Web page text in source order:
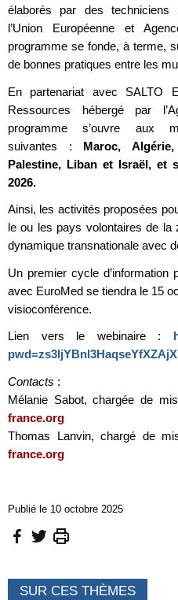
élaborés par des techniciens
l’Union Européenne et
programme se fonde, à terme,
de bonnes pratiques entre les
En partenariat avec SALTO
Ressources hébergé par
programme s’ouvre aux
suivantes : Maroc,
Palestine, Liban et Israël, et
2026.
Ainsi, les activités proposées
le ou les pays volontaires de la
dynamique transnationale avec
Un premier cycle d’information
avec EuroMed se tiendra le 15
visioconférence.
Lien vers le webinaire :
Contacts :
Mélanie Sabot, chargée de
france.org
Thomas Lanvin, chargé de
france.org
Publié le 10 octobre 2025
SUR CES THÈMES